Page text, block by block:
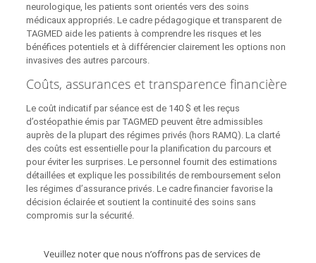
neurologique, les patients sont orientés vers des soins
médicaux appropriés. Le cadre pédagogique et transparent de
TAGMED aide les patients à comprendre les risques et les
bénéfices potentiels et à différencier clairement les options non
invasives des autres parcours.
Coûts, assurances et transparence financière
Le coût indicatif par séance est de 140 $ et les reçus
d’ostéopathie émis par TAGMED peuvent être admissibles
auprès de la plupart des régimes privés (hors RAMQ). La clarté
des coûts est essentielle pour la planification du parcours et
pour éviter les surprises. Le personnel fournit des estimations
détaillées et explique les possibilités de remboursement selon
les régimes d’assurance privés. Le cadre financier favorise la
décision éclairée et soutient la continuité des soins sans
compromis sur la sécurité.
Veuillez noter que nous n’offrons pas de services de